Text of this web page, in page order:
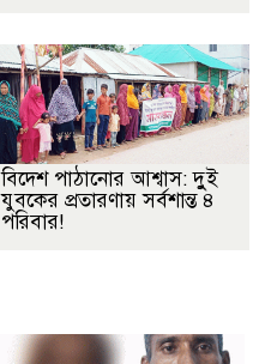
বিদেশ পাঠানোর আশ্বাস: দুুই
যুবকের প্রতারণায় সর্বশান্ত ৪
পরিবার!